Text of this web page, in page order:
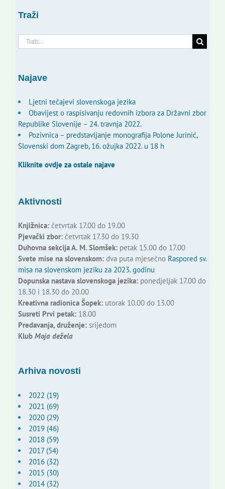
Traži
Traži...
Najave
Ljetni tečajevi slovenskoga jezika
Obavijest o raspisivanju redovnih izbora za Državni zbor
Republike Slovenije – 24. travnja 2022.
Pozivnica – predstavljanje monografija Polone Jurinić,
Slovenski dom Zagreb, 16. ožujka 2022. u 18 h
Kliknite ovdje za ostale najave
Aktivnosti
Knjižnica:četvrtak 17.00 do 19.00
Pjevački zbor:četvrtak 17.30 do 19.30
Duhovna sekcija A. M. Slomšek:petak 15.00 do 17.00
Svete mise na slovenskom:dva puta mjesečno Raspored sv.
misa na slovenskom jeziku za 2023. godinu
Dopunska nastava slovenskoga jezika:ponedjeljak 17.00 do
18.30 i 18.30 do 20.00
Kreativna radionica Šopek:utorak 10.00 do 13.00
Susreti Prvi petak:18.00
Predavanja, druženje:srijedom
Klub Moja dežela
Arhiva novosti
2022 (19)
2021 (69)
2020 (29)
2019 (46)
2018 (59)
2017 (54)
2016 (32)
2015 (30)
2014 (32)